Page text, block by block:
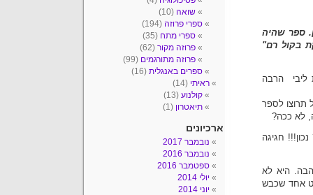
ספר שהיה
בקול רם"
ליבי הרבה
תרוצו לספר
לא ככה?
חגיגה
היא לא
אחד שכבש
שואה (10)
ספרי פרוזה (194)
ספרי מתח (35)
פרוזה מקור (62)
פרוזה מתורגמים (99)
ספרים באנגלית (16)
ראיתי (14)
קולנוע (13)
תיאטרון (1)
ארכיונים
נובמבר 2017
נובמבר 2016
ספטמבר 2016
יולי 2014
יוני 2014